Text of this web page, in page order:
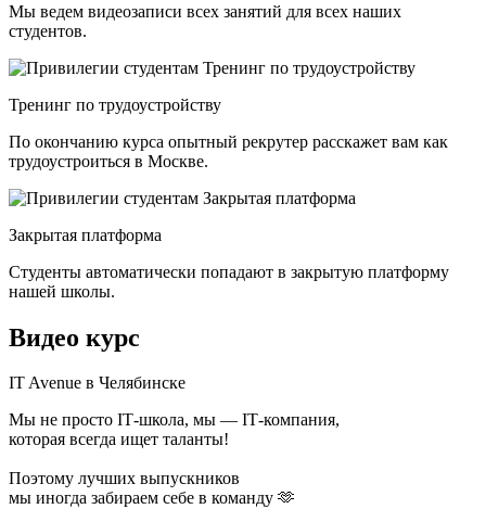
Мы ведем видеозаписи всех занятий для всех наших
студентов.
Тренинг по трудоустройству
По окончанию курса опытный рекрутер расскажет вам как
трудоустроиться в Москве.
Закрытая платформа
Студенты автоматически попадают в закрытую платформу
нашей школы.
Видео курс
IT Avenue в Челябинске
Мы не просто ІТ-школа, мы — ІТ-компания,
которая всегда ищет таланты!
Поэтому лучших выпускников
мы иногда забираем себе в команду 🫶